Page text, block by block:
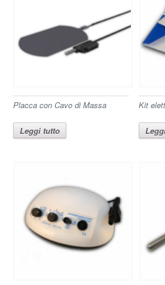
Placca con Cavo di Massa
Leggi tutto
Kit